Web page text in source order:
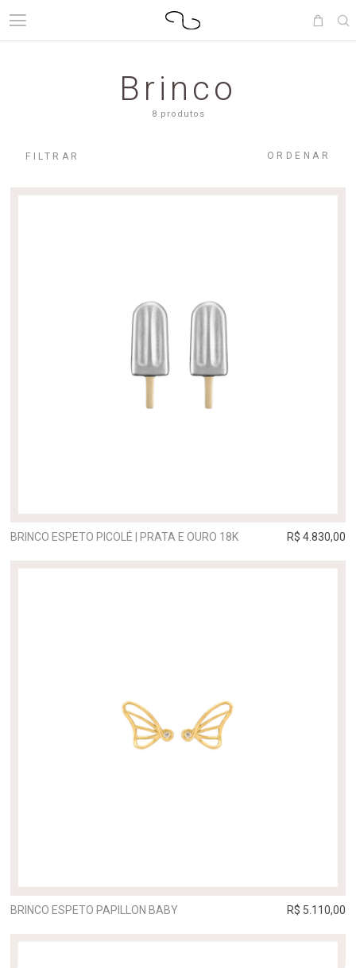
Brinco
8 produtos
FILTRAR ORDENAR
BRINCO ESPETO PICOLÉ | PRATA E OURO 18K R$ 4.830,00
BRINCO ESPETO PAPILLON BABY R$ 5.110,00